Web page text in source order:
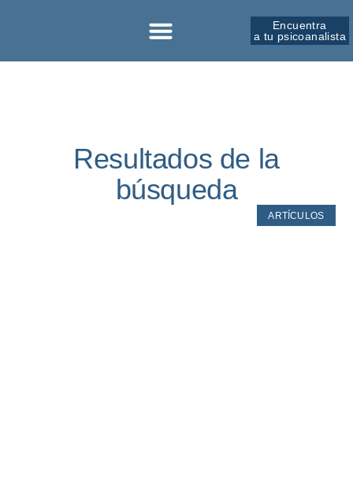
Encuentra
a tu psicoanalista
Resultados de la
búsqueda
ARTÍCULOS